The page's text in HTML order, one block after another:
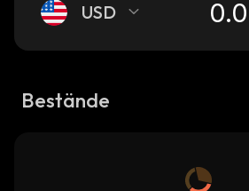
USD
Bestände